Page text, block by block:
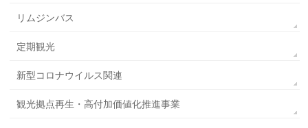
リムジンバス
定期観光
新型コロナウイルス関連
観光拠点再生・高付加価値化推進事業